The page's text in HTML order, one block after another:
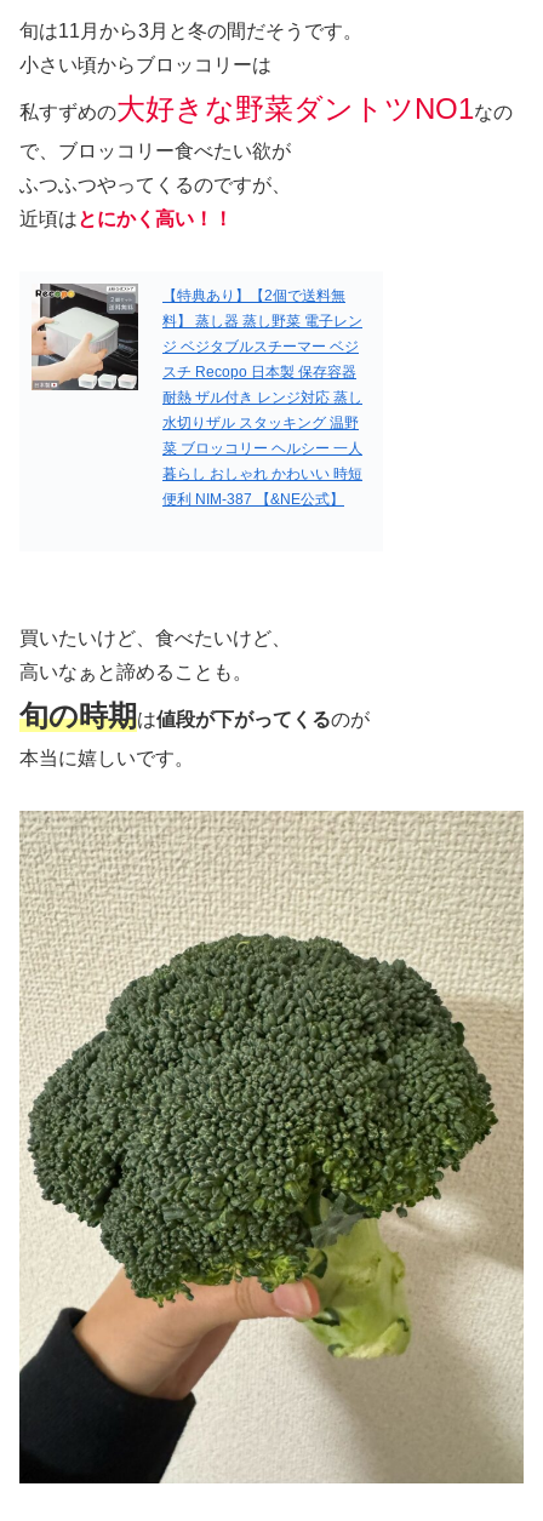
旬は11月から3月と冬の間だそうです。
小さい頃からブロッコリーは
私すずめの大好きな野菜ダントツNO1なの
で、ブロッコリー食べたい欲が
ふつふつやってくるのですが、
近頃はとにかく高い！！
【特典あり】【2個で送料無
料】 蒸し器 蒸し野菜 電子レン
ジ ベジタブルスチーマー ベジ
スチ Recopo 日本製 保存容器
耐熱 ザル付き レンジ対応 蒸し
水切りザル スタッキング 温野
菜 ブロッコリー ヘルシー 一人
暮らし おしゃれ かわいい 時短
便利 NIM-387 【&NE公式】
買いたいけど、食べたいけど、
高いなぁと諦めることも。
旬の時期は値段が下がってくるのが
本当に嬉しいです。